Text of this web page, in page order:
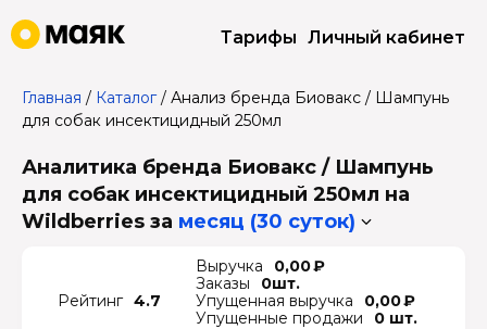
Тарифы Личный кабинет
Главная / Каталог/ Анализ бренда Биовакс / Шампунь
для собак инсектицидный 250мл
Аналитика бренда Биовакс / Шампунь
для собак инсектицидный 250мл на
Wildberries за месяц (30 суток)
Рейтинг 4.7
Выручка
0,00 ₽
Заказы
0шт.
Упущенная выручка
0,00 ₽
Упущенные продажи
0 шт.